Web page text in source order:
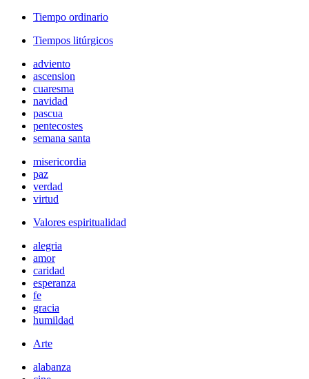
Tiempo ordinario
Tiempos litúrgicos
adviento
ascension
cuaresma
navidad
pascua
pentecostes
semana santa
misericordia
paz
verdad
virtud
Valores espiritualidad
alegria
amor
caridad
esperanza
fe
gracia
humildad
Arte
alabanza